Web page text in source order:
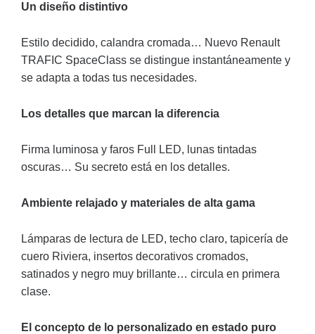
Un diseño distintivo
Estilo decidido, calandra cromada… Nuevo Renault
TRAFIC SpaceClass se distingue instantáneamente y
se adapta a todas tus necesidades.
Los detalles que marcan la diferencia
Firma luminosa y faros Full LED, lunas tintadas
oscuras… Su secreto está en los detalles.
Ambiente relajado y materiales de alta gama
Lámparas de lectura de LED, techo claro, tapicería de
cuero Riviera, insertos decorativos cromados,
satinados y negro muy brillante… circula en primera
clase.
El concepto de lo personalizado en estado puro